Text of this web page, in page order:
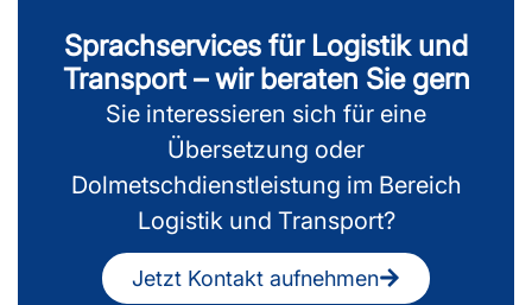
Sprachservices für Logistik und
Transport – wir beraten Sie gern
Sie interessieren sich für eine
Übersetzung oder
Dolmetschdienstleistung im Bereich
Logistik und Transport?
Jetzt Kontakt aufnehmen